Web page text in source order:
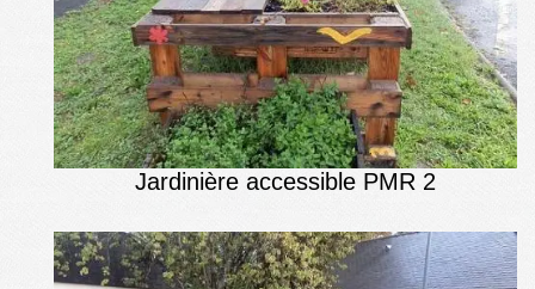
Jardinière accessible PMR 2